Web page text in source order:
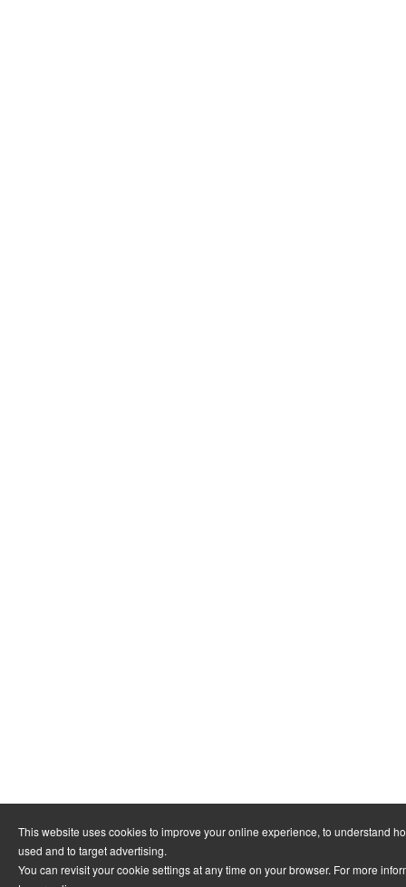
This website uses cookies to improve your online experience, to understand
used and to target advertising.
You can revisit your cookie settings at any time on your browser. For more